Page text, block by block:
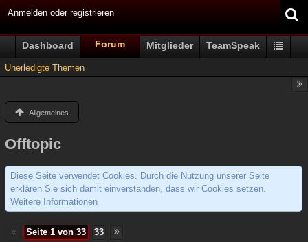
Anmelden oder registrieren
Dashboard Forum Mitglieder TeamSpeak
Unerledigte Themen
Allgemeines
Offtopic
Diese Seite verwendet Cookies. Durch die Nutzung unserer Seite
erklären Sie sich damit einverstanden, dass wir Cookies setzen.
Weitere Informationen
Seite 1 von 33 33